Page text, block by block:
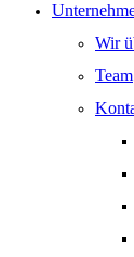
Wir
Team